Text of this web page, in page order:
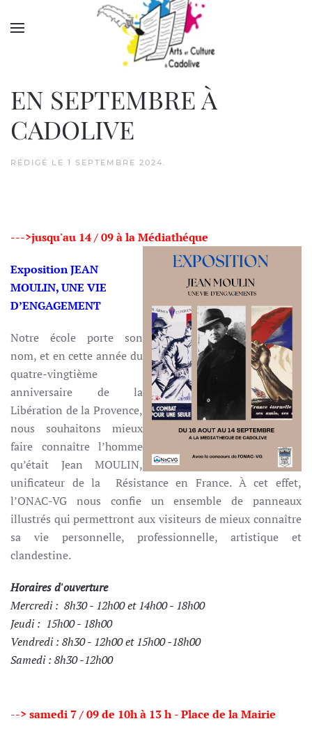
Accéder au contenu principal
EN SEPTEMBRE À
CADOLIVE
RÉDIGÉ LE 1 SEPTEMBRE 2024 .
--->jusqu'au 14 / 09à la Médiathéque
Exposition JEAN
MOULIN,UNE VIE
D’ENGAGEMENT
Notre école porte son
nom, et en cette année du
quatre-vingtième
anniversaire de la
Libération de la Provence,
nous souhaitons mieux
faire connaître l’homme
qu’était Jean MOULIN,
unificateur de la Résistance en France. À cet effet,
l’ONAC-VG nous confie un ensemble de panneaux
illustrés qui permettront aux visiteurs de mieux connaître
sa vie personnelle, professionnelle, artistique et
clandestine.
Horaires d'ouverture
Mercredi : 8h30 - 12h00 et 14h00 - 18h00
Jeudi : 15h00 - 18h00
Vendredi : 8h30 - 12h00 et 15h00 -18h00
Samedi : 8h30 -12h00
--> samedi 7 / 09 de 10h à 13 h - Place de la Mairie